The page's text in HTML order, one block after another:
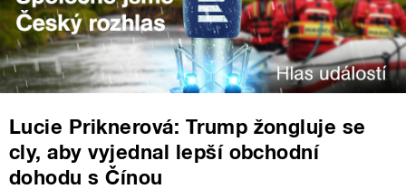
Lucie Priknerová: Trump žongluje se
cly, aby vyjednal lepší obchodní
dohodu s Čínou